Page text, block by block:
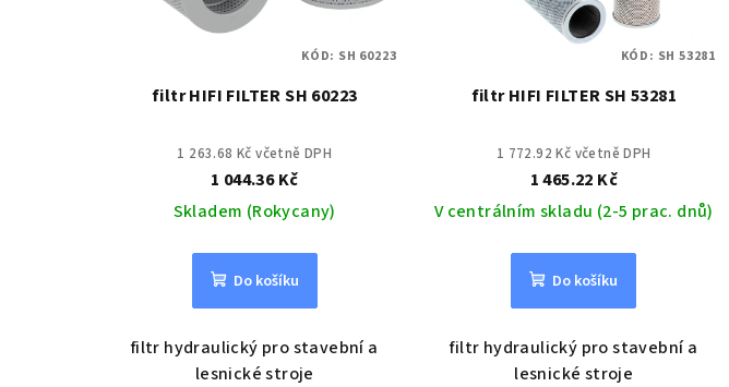
filtr HIFI FILTER SH 60223
1 263.68 Kč včetně DPH
1 044.36 Kč
Skladem (Rokycany)
Do košíku
filtr hydraulický pro stavební a
lesnické stroje
KÓD: SH 60223
filtr HIFI FILTER SH 53281
1 772.92 Kč včetně DPH
1 465.22 Kč
V centrálním skladu (2-5 prac. dnů)
Do košíku
filtr hydraulický pro stavební a
lesnické stroje
KÓD: SH 53281